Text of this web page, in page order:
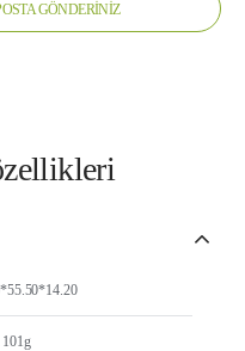
GÖNDERİNİZ
101g